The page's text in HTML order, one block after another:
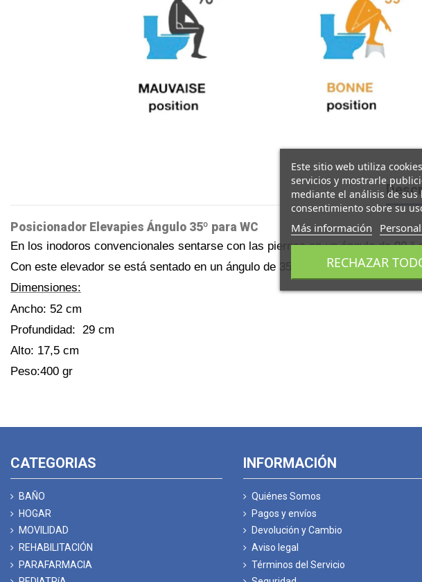
Posicionador Elevapies Ángulo 35º para WC
En los inodoros convencionales sentarse con las piernas en un ángulo de 90
Con este elevador se está sentado en un ángulo de 35 °, ideal para facilitar el
Dimensiones:
Ancho: 52 cm
Profundidad: 29 cm
Alto: 17,5 cm
Peso:400 gr
CATEGORIAS
BAÑO
HOGAR
MOVILIDAD
REHABILITACIÓN
PARAFARMACIA
INFORMACIÓN
Quiénes Somos
Pagos y envíos
Devolución y Cambio
Aviso legal
Términos del Servicio
Este sitio web utiliza
servicios y mostrarle
mediante el análisis de
consentimiento sobre su
Más información
RECHAZAR